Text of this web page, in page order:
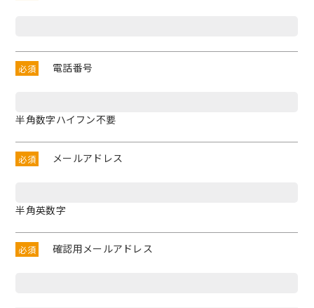
必須 電話番号
半角数字ハイフン不要
必須 メールアドレス
半角英数字
必須 確認用メールアドレス